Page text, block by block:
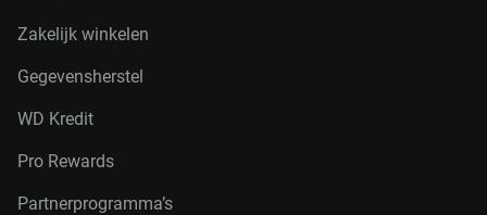
Zakelijk winkelen
Gegevensherstel
WD Kredit
Pro Rewards
Partnerprogramma’s